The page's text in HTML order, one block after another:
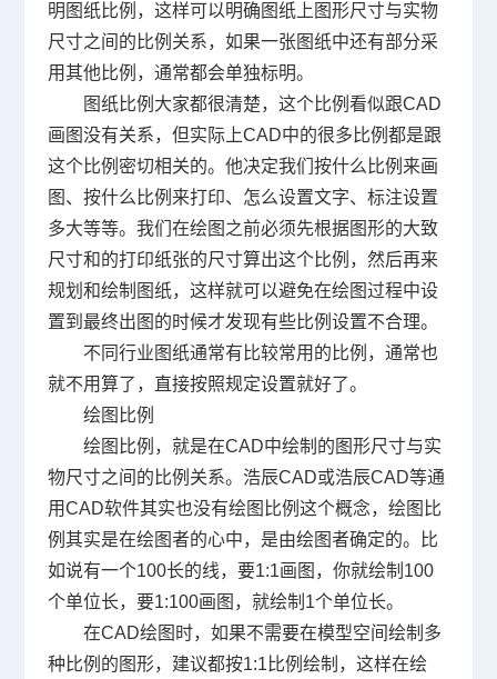
明图纸比例，这样可以明确图纸上图形尺寸与实物
尺寸之间的比例关系，如果一张图纸中还有部分采
用其他比例，通常都会单独标明。
图纸比例大家都很清楚，这个比例看似跟CAD
画图没有关系，但实际上CAD中的很多比例都是跟
这个比例密切相关的。他决定我们按什么比例来画
图、按什么比例来打印、怎么设置文字、标注设置
多大等等。我们在绘图之前必须先根据图形的大致
尺寸和的打印纸张的尺寸算出这个比例，然后再来
规划和绘制图纸，这样就可以避免在绘图过程中设
置到最终出图的时候才发现有些比例设置不合理。
不同行业图纸通常有比较常用的比例，通常也
就不用算了，直接按照规定设置就好了。
绘图比例
绘图比例，就是在CAD中绘制的图形尺寸与实
物尺寸之间的比例关系。浩辰CAD或浩辰CAD等通
用CAD软件其实也没有绘图比例这个概念，绘图比
例其实是在绘图者的心中，是由绘图者确定的。比
如说有一个100长的线，要1:1画图，你就绘制 100
个单位长，要1:100画图，就绘制 1个单位长。
在CAD绘图时，如果不需要在模型空间绘制多
种比例的图形，建议都按1:1比例绘制，这样在绘